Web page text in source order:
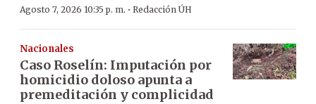
Agosto 7, 2026 10:35 p. m. · Redacción ÚH
Nacionales
Caso Roselín: Imputación por
homicidio doloso apunta a
premeditación y complicidad